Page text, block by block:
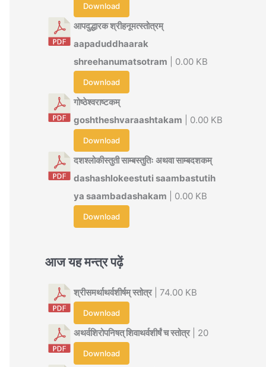
Download
आपदुद्धारक श्रीहनूमत्स्तोत्रम्
aapaduddhaarak
shreehanumatsotram | 0.00 KB
Download
गोष्ठेश्वराष्टकम्
goshtheshvaraashtakam | 0.00 KB
Download
दशश्लोकीस्तुती साम्बस्तुतिः अथवा साम्बदशकम्
dashashlokeestuti saambastutih
ya saambadashakam | 0.00 KB
Download
आज यह मन्त्र पढ़ें
श्रीसमर्थाथर्वशीर्षम् स्तोत्र| 74.00 KB
Download
अथर्वशिरोपनिषत् शिवाथर्वशीर्षं च स्तोत्र| 20
Download